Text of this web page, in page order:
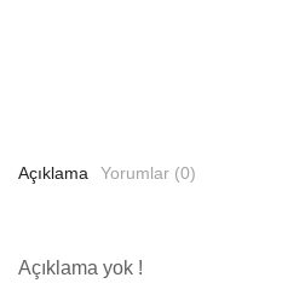
Açıklama Yorumlar (0)
Açıklama yok !